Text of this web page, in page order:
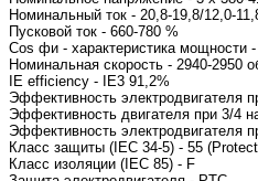
Пусковой
Cos фи -
IE efficiency - IE3 91,2%
Эффективность электродвигателя
Эффективность двигателя при 3/4
Эффективность электродвигателя
Класс защиты (IEC 34-5) - 55
Класс изоляции (IEC 85) - F